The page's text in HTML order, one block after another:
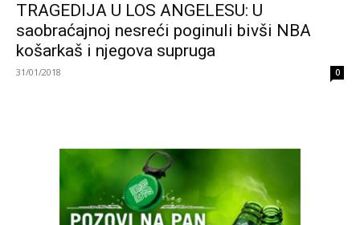
TRAGEDIJA U LOS ANGELESU: U
saobraćajnoj nesreći poginuli bivši NBA
košarkaš i njegova supruga
31/01/2018 0